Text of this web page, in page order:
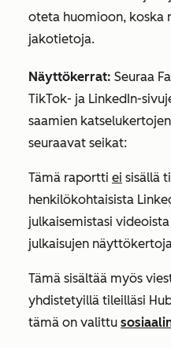
oteta huomioon, koska
jakotietoja.
Näyttökerrat: Seuraa
TikTok- ja LinkedIn-
saamien
seuraavat seikat:
Tämä raportti ei sisällä
henkilökohtaisista
julkaisemistasi
julkaisujen
Tämä sisältää myös
yhdistetyillä tileilläsi
tämä on valittu